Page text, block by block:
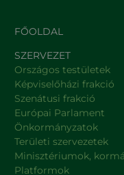
FŐOLDAL
SZERVEZET
Országos testületek
Képviselőházi frakció
Szenátusi frakció
Európai Parlament
Önkormányzatok
Területi szervezetek
Minisztériumok,
Platformok